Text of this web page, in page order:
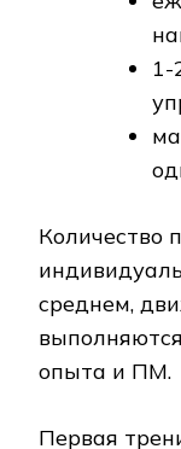
1-
Количество
среднем,
опыта и ПМ.
Первая